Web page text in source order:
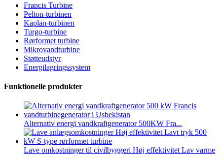
Francis Turbine
Pelton-turbinen
Kaplan-turbinen
Turgo-turbine
Rørformet turbine
Mikrovandturbine
Støtteudstyr
Energilagringssystem
Funktionelle produkter
Alternativ energi vandkraftgenerator 500KW Fra...
Lave omkostninger til civilbyggeri Høj effektivitet Lav varme